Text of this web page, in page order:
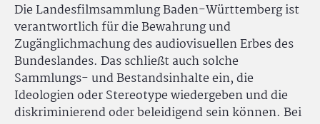
Die Landesfilmsammlung Baden-Württemberg ist
verantwortlich für die Bewahrung und
Zugänglichmachung des audiovisuellen Erbes des
Bundeslandes. Das schließt auch solche
Sammlungs- und Bestandsinhalte ein, die
Ideologien oder Stereotype wiedergeben und die
diskriminierend oder beleidigend sein können. Bei